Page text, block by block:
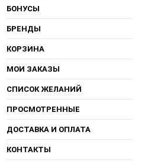
БОНУСЫ
БРЕНДЫ
КОРЗИНА
МОИ ЗАКАЗЫ
СПИСОК ЖЕЛАНИЙ
ПРОСМОТРЕННЫЕ
ДОСТАВКА И ОПЛАТА
КОНТАКТЫ